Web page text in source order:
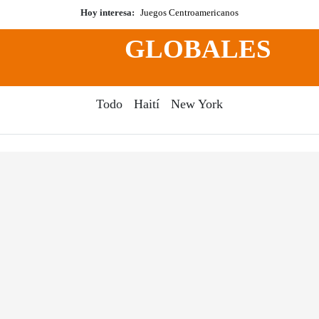
Hoy interesa: Juegos Centroamericanos
GLOBALES
Todo Haití New York